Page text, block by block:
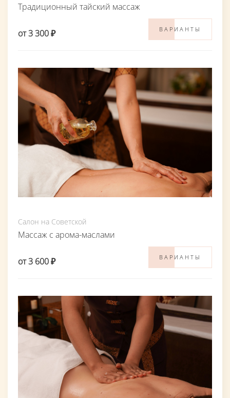
Традиционный тайский массаж
от 3 300 ₽ ВАРИАНТЫ
Салон на Советской
Массаж с арома-маслами
от 3 600 ₽ ВАРИАНТЫ